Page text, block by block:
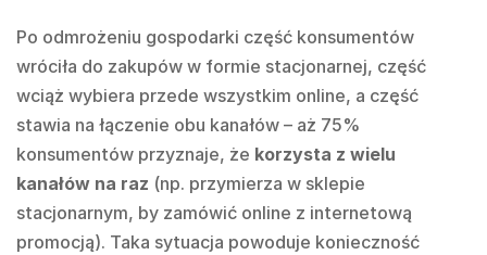
Po odmrożeniu gospodarki część konsumentów
wróciła do zakupów w formie stacjonarnej, część
wciąż wybiera przede wszystkim online, a część
stawia na łączenie obu kanałów – aż 75%
konsumentów przyznaje, że korzysta z wielu
kanałów na raz (np. przymierza w sklepie
stacjonarnym, by zamówić online z internetową
promocją). Taka sytuacja powoduje konieczność